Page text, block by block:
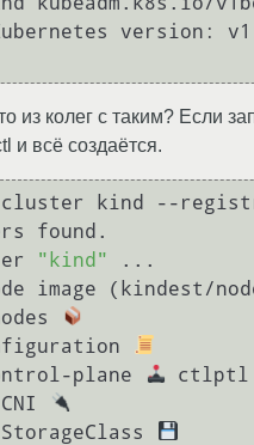
version:
из колег с таким? Если
и всё создаётся.
kind --
found.
"kind"
...
image (kindest/
plane
ctlptl